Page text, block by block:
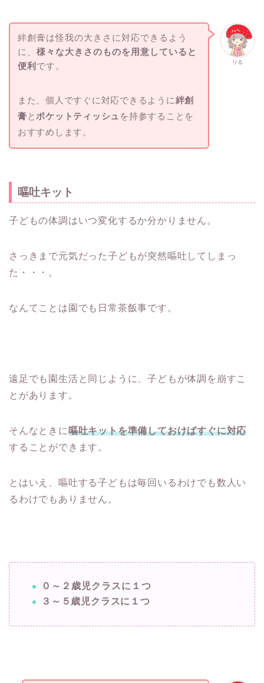
りる
絆創膏は怪我の大きさに対応できるよう
に、 様々な大きさのものを用意していると
便利 です。
また、個人ですぐに対応できるように絆創
膏と ポケットティッシュ を持参することを
おすすめします。
嘔吐キット
子どもの体調はいつ変化するか分かりません。
さっきまで元気だった子どもが突然嘔吐してしまっ
た・・・。
なんてことは園でも日常茶飯事です。
遠足でも園生活と同じように、子どもが体調を崩すこ
とがあります。
そんなときに嘔吐キットを準備しておけばすぐに対応
することができます。
とはいえ、嘔吐する子どもは毎回いるわけでも数人い
るわけでもありません。
０～２歳児クラスに１つ
３～５歳児クラスに１つ